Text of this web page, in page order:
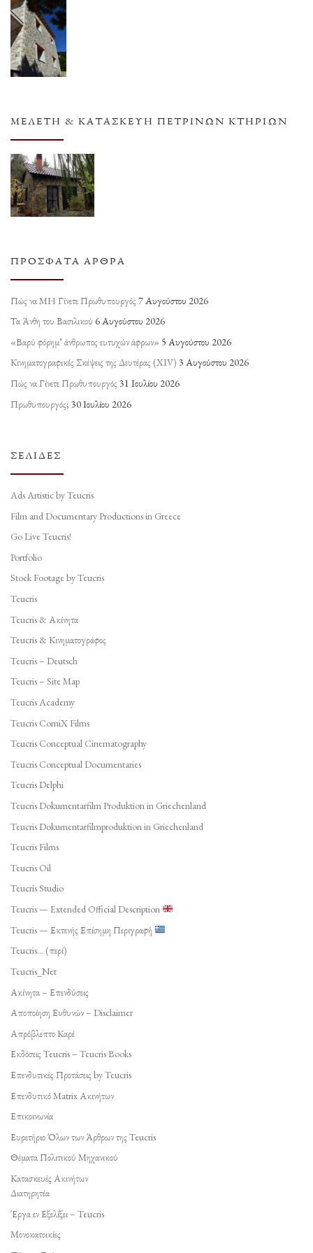
ΜΕΛΈΤΗ & ΚΑΤΑΣΚΕΥΉ ΠΈΤΡΙΝΩΝ ΚΤΗΡΊΩΝ
ΠΡΌΣΦΑΤΑ ΆΡΘΡΑ
Πώς να ΜΗ Γίνετε Πρωθυπουργός 7 Αυγούστου 2026
Τα Άνθη του Βασιλικού 6 Αυγούστου 2026
«Βαρύ φόρημ’ άνθρωπος ευτυχών άφρων» 5 Αυγούστου 2026
Κινηματογραφικές Σκέψεις της Δευτέρας (ΧΙV) 3 Αυγούστου 2026
Πώς να Γίνετε Πρωθυπουργός 31 Ιουλίου 2026
Πρωθυπουργός; 30 Ιουλίου 2026
ΣΕΛΊΔΕΣ
Ads Artistic by Teucris
Film and Documentary Productions in Greece
Go Live Teucris!
Portfolio
Stock Footage by Teucris
Teucris
Teucris & Ακίνητα
Teucris & Κινηματογράφος
Teucris – Deutsch
Teucris – Site Map
Teucris Academy
Teucris ComiX Films
Teucris Conceptual Cinematography
Teucris Conceptual Documentaries
Teucris Delphi
Teucris Dokumentarfilm Produktion in Griechenland
Teucris Dokumentarfilmproduktion in Griechenland
Teucris Films
Teucris Oil
Teucris Studio
Teucris — Extended Official Description
Teucris — Εκτενής Επίσημη Περιγραφή
Teucris… (περί)
Teucris_Net
Ακίνητα – Επενδύσεις
Αποποίηση Ευθυνών – Disclaimer
Απρόβλεπτο Καρέ
Εκδόσεις Teucris – Teucris Books
Επενδυτικές Προτάσεις by Teucris
Επενδυτικό Matrix Ακινήτων
Επικοινωνία
Ευρετήριο Όλων των Άρθρων της Teucris
Θέματα Πολιτικού Μηχανικού
Κατασκευές Ακινήτων
Διατηρητέα
Έργα εν Εξελίξει – Teucris
Μονοκατοικίες